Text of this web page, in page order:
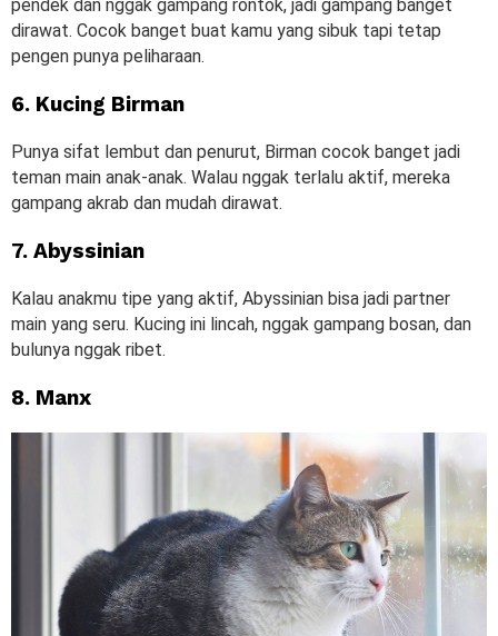
pendek dan nggak gampang rontok, jadi gampang banget
dirawat. Cocok banget buat kamu yang sibuk tapi tetap
pengen punya peliharaan.
6. Kucing Birman
Punya sifat lembut dan penurut, Birman cocok banget jadi
teman main anak-anak. Walau nggak terlalu aktif, mereka
gampang akrab dan mudah dirawat.
7. Abyssinian
Kalau anakmu tipe yang aktif, Abyssinian bisa jadi partner
main yang seru. Kucing ini lincah, nggak gampang bosan, dan
bulunya nggak ribet.
8. Manx